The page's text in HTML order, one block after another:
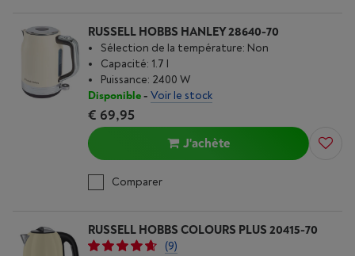
RUSSELL HOBBS HANLEY 28640-70
Sélection de la température: Non
Capacité: 1.7 l
Puissance: 2400 W
Disponible- Voir le stock
€ 69,95
J'achète
Comparer
RUSSELL HOBBS COLOURS PLUS 20415-70
(9)